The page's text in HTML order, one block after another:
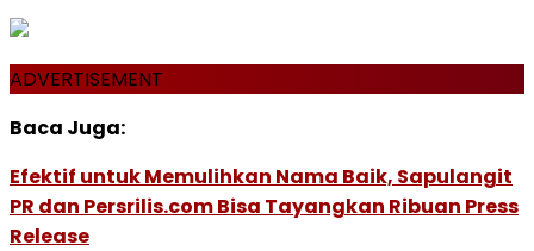
ADVERTISEMENT
Baca Juga:
Efektif untuk Memulihkan Nama Baik, Sapulangit
PR dan Persrilis.com Bisa Tayangkan Ribuan Press
Release